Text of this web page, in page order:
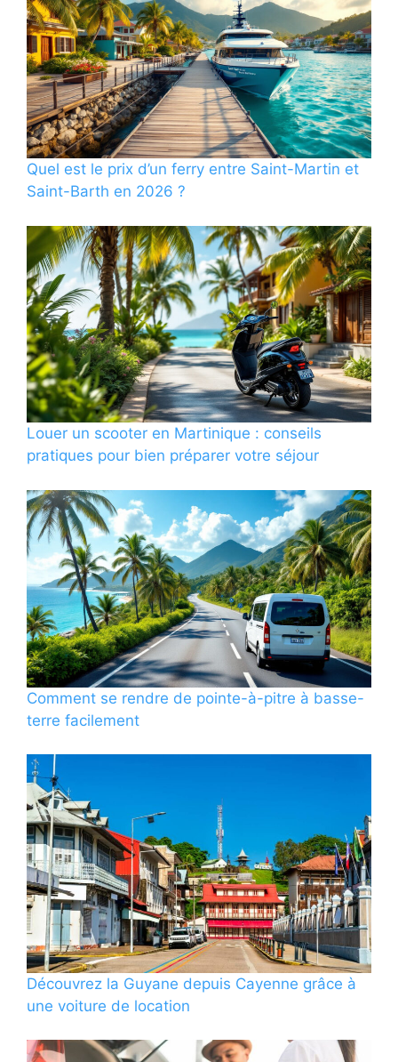
Quel est le prix d’un ferry entre Saint-Martin et
Saint-Barth en 2026 ?
Louer un scooter en Martinique : conseils
pratiques pour bien préparer votre séjour
Comment se rendre de pointe-à-pitre à basse-
terre facilement
Découvrez la Guyane depuis Cayenne grâce à
une voiture de location